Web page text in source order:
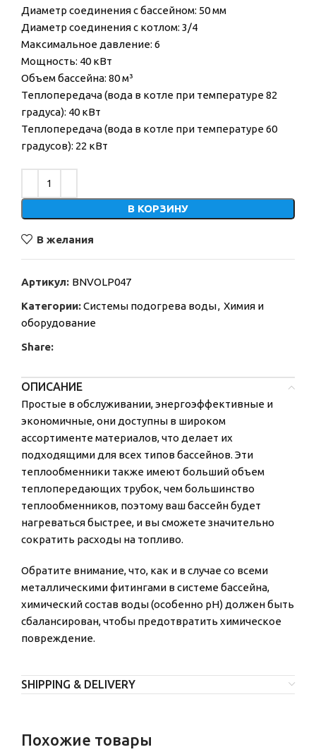
Диаметр соединения с бассейном: 50 мм
Диаметр соединения с котлом: 3/4
Максимальное давление: 6
Мощность: 40 кВт
Объем бассейна: 80 м³
Теплопередача (вода в котле при температуре 82
градуса): 40 кВт
Теплопередача (вода в котле при температуре 60
градусов): 22 кВт
В КОРЗИНУ
В желания
Артикул: BNVOLP047
Категории:Системы подогрева воды, Химия и
оборудование
Share:
ОПИСАНИЕ
Простые в обслуживании, энергоэффективные и
экономичные, они доступны в широком
ассортименте материалов, что делает их
подходящими для всех типов бассейнов. Эти
теплообменники также имеют больший объем
теплопередающих трубок, чем большинство
теплообменников, поэтому ваш бассейн будет
нагреваться быстрее, и вы сможете значительно
сократить расходы на топливо.
Обратите внимание, что, как и в случае со всеми
металлическими фитингами в системе бассейна,
химический состав воды (особенно pH) должен быть
сбалансирован, чтобы предотвратить химическое
повреждение.
SHIPPING & DELIVERY
Похожие товары